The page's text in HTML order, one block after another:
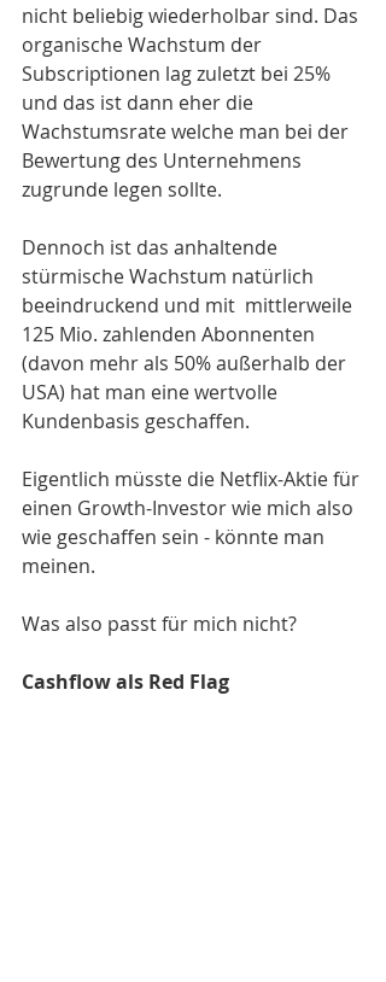
nicht beliebig wiederholbar sind. Das
organische Wachstum der
Subscriptionen lag zuletzt bei 25%
und das ist dann eher die
Wachstumsrate welche man bei der
Bewertung des Unternehmens
zugrunde legen sollte.
Dennoch ist das anhaltende
stürmische Wachstum natürlich
beeindruckend und mit  mittlerweile
125 Mio. zahlenden Abonnenten
(davon mehr als 50% außerhalb der
USA) hat man eine wertvolle
Kundenbasis geschaffen.
Eigentlich müsste die Netflix-Aktie für
einen Growth-Investor wie mich also
wie geschaffen sein - könnte man
meinen.
Was also passt für mich nicht?
Cashflow als Red Flag